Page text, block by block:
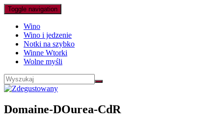
Toggle navigation
Wino
Wino i jedzenie
Notki na szybko
Winne Wtorki
Wolne myśli
Domaine-DOurea-CdR